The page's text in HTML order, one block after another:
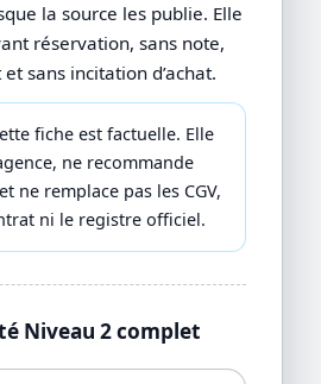
la source les publie. Elle
réservation, sans note,
sans incitation d’achat.
fiche est factuelle. Elle
ne recommande
ne remplace pas les CGV,
ni le registre officiel.
Niveau 2 complet